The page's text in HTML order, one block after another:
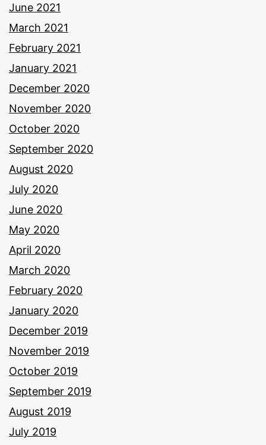
June 2021
March 2021
February 2021
January 2021
December 2020
November 2020
October 2020
September 2020
August 2020
July 2020
June 2020
May 2020
April 2020
March 2020
February 2020
January 2020
December 2019
November 2019
October 2019
September 2019
August 2019
July 2019